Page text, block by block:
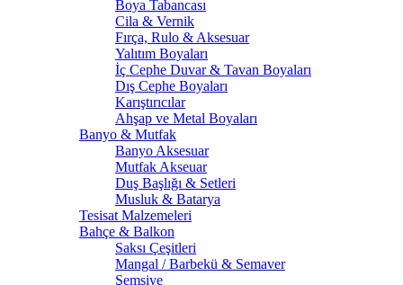
Boya Tabancası
Cila & Vernik
Fırça, Rulo & Aksesuar
Yalıtım Boyaları
İç Cephe Duvar & Tavan Boyaları
Dış Cephe Boyaları
Karıştırıcılar
Ahşap ve Metal Boyaları
Banyo & Mutfak
Banyo Aksesuar
Mutfak Akseuar
Duş Başlığı & Setleri
Musluk & Batarya
Tesisat Malzemeleri
Bahçe & Balkon
Saksı Çeşitleri
Mangal / Barbekü & Semaver
Şemşiye